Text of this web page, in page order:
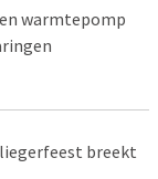
warmtepomp
breekt